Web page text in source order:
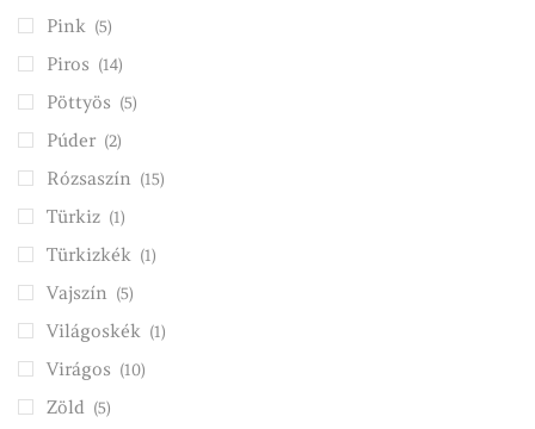
Pink (5)
Piros (14)
Pöttyös (5)
Púder (2)
Rózsaszín (15)
Türkiz (1)
Türkizkék (1)
Vajszín (5)
Világoskék (1)
Virágos (10)
Zöld (5)